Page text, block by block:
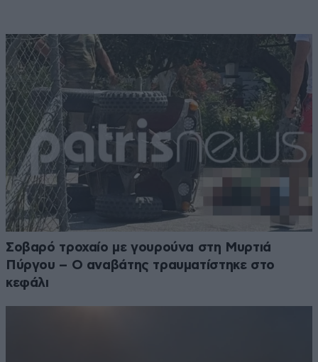
Σοβαρό τροχαίο με γουρούνα στη Μυρτιά
Πύργου – Ο αναβάτης τραυματίστηκε στο
κεφάλι